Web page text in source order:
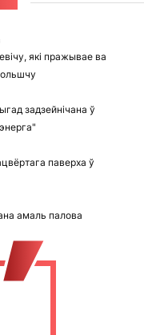
які пражывае ва
задзейнічана ў
паверха ў
амаль палова